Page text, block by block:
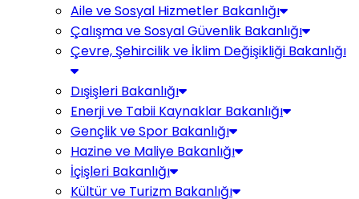
Aile ve Sosyal Hizmetler Bakanlığı
Çalışma ve Sosyal Güvenlik Bakanlığı
Çevre, Şehircilik ve İklim Değişikliği Bakanlığı
Dışişleri Bakanlığı
Enerji ve Tabii Kaynaklar Bakanlığı
Gençlik ve Spor Bakanlığı
Hazine ve Maliye Bakanlığı
İçişleri Bakanlığı
Kültür ve Turizm Bakanlığı